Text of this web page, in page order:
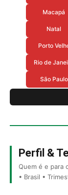
Macapá
Natal
Porto
Rio de
São Paulo
Perfil &
Quem é e para
• Brasil •